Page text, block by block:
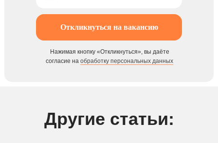
Откликнуться на вакансию
Нажимая кнопку «Откликнуться», вы даёте
согласие на обработку персональных данных
Другие статьи: